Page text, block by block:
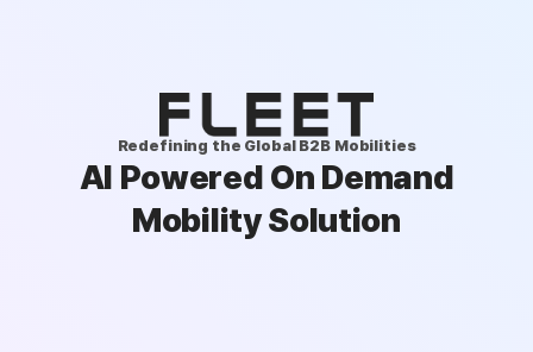
Redefining the Global B2B Mobilities
AI Powered On Demand
Mobility Solution